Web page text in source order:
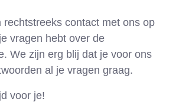
rechtstreeks contact met ons op
vragen hebt over de
We zijn erg blij dat je voor ons
al je vragen graag.
voor je!